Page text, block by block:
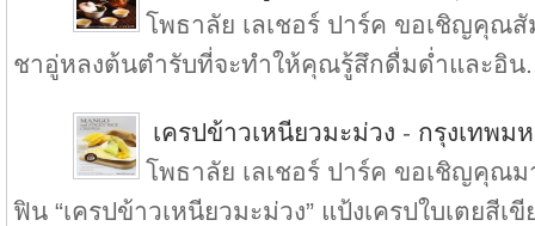
โพธาลัย เลเชอร์ ปาร์ค ขอเชิญคุณ
ชาอู่หลงต้นตำรับที่จะทำให้คุณรู้สึกดื่มด่ำและอิน
เครปข้าวเหนียวมะม่วง - กรุงเทพม
โพธาลัย เลเชอร์ ปาร์ค ขอเชิญคุณ
ฟิน “เครปข้าวเหนียวมะม่วง” แป้งเครปใบเตยสีเขี